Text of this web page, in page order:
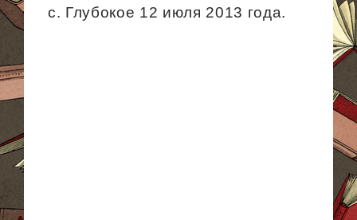
с. Глубокое 12 июля 2013 года.